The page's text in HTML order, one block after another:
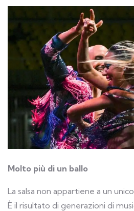
Molto più di un ballo
La salsa non appartiene a un
È il risultato di generazioni di